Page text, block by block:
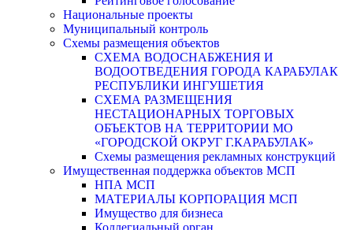
Национальные проекты
Муниципальный контроль
Схемы размещения объектов
СХЕМА ВОДОСНАБЖЕНИЯ И
ВОДООТВЕДЕНИЯ ГОРОДА КАРАБУЛАК
РЕСПУБЛИКИ ИНГУШЕТИЯ
СХЕМА РАЗМЕЩЕНИЯ
НЕСТАЦИОНАРНЫХ ТОРГОВЫХ
ОБЪЕКТОВ НА ТЕРРИТОРИИ МО
«ГОРОДСКОЙ ОКРУГ Г.КАРАБУЛАК»
Схемы размещения рекламных конструкций
Имущественная поддержка объектов МСП
НПА МСП
МАТЕРИАЛЫ КОРПОРАЦИЯ МСП
Имущество для бизнеса
Коллегиальный орган